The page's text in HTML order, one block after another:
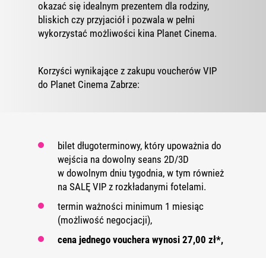
okazać się idealnym prezentem dla rodziny,
bliskich czy przyjaciół i pozwala w pełni
wykorzystać możliwości kina Planet Cinema.
Korzyści wynikające z zakupu voucherów VIP
do Planet Cinema Zabrze:
bilet długoterminowy, który upoważnia do
wejścia na dowolny seans 2D/3D
w dowolnym dniu tygodnia, w tym również
na SALĘ VIP z rozkładanymi fotelami.
termin ważności minimum 1 miesiąc
(możliwość negocjacji),
cena jednego vouchera wynosi 27,00 zł*,